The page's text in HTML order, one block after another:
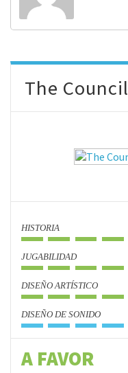
The Council
HISTORIA
JUGABILIDAD
DISEÑO ARTÍSTICO
DISEÑO DE SONIDO
A FAVOR